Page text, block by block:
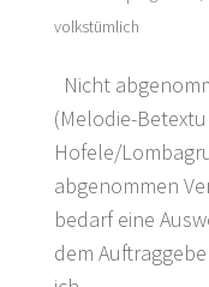
volkstümlich
Nicht
(Melodie-
Hofele/
abgenommen
bedarf eine
dem